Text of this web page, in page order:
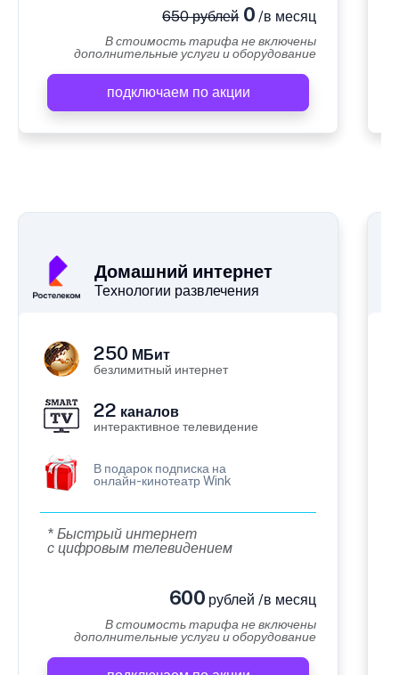
650 рублей0 /в месяц
В стоимость тарифа не включены
дополнительные услуги и оборудование
подключаем по акции
Домашний интернет
Технологии развлечения
250 МБит
безлимитный интернет
22 каналов
интерактивное телевидение
В подарок подписка на
онлайн-кинотеатр Wink
* Быстрый интернет
с цифровым телевидением
600 рублей /в месяц
В стоимость тарифа не включены
дополнительные услуги и оборудование